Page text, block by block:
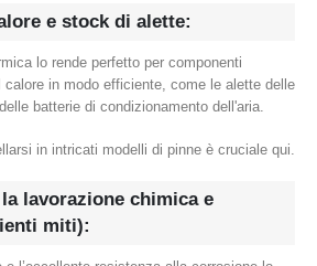
e stock di alette:
lo rende perfetto per componenti
calore in modo efficiente, come le alette delle
batterie di condizionamento dell'aria.
in intricati modelli di pinne è cruciale qui.
lavorazione chimica e
miti):